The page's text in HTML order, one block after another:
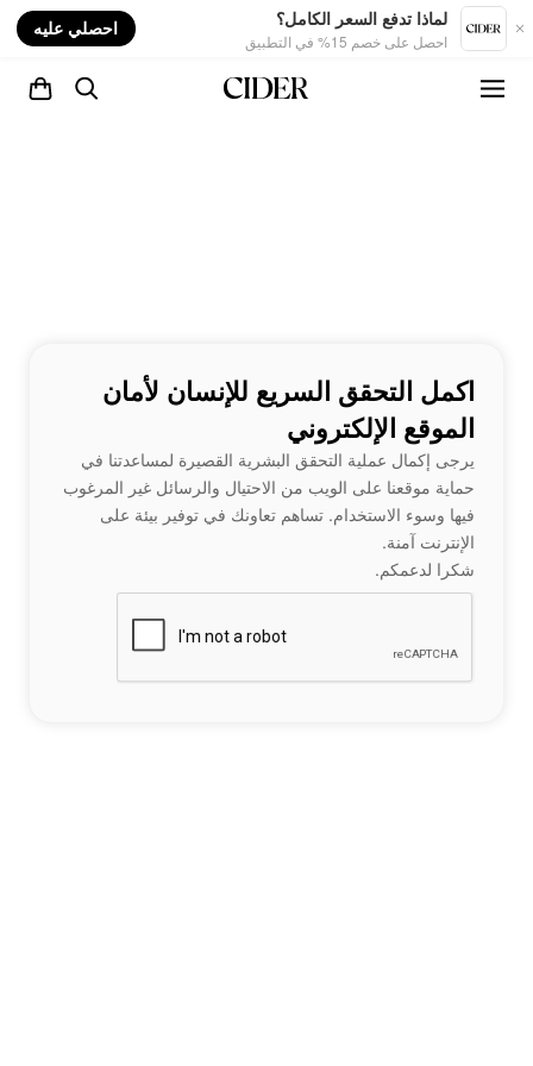
لماذا تدفع السعر الكامل؟
احصل على خصم 15% في التطبيق
احصلي عليه
اكمل التحقق السريع للإنسان لأمان
الموقع الإلكتروني
يرجى إكمال عملية التحقق البشرية القصيرة لمساعدتنا في
حماية موقعنا على الويب من الاحتيال والرسائل غير المرغوب
فيها وسوء الاستخدام. تساهم تعاونك في توفير بيئة على
الإنترنت آمنة.
شكرا لدعمكم.